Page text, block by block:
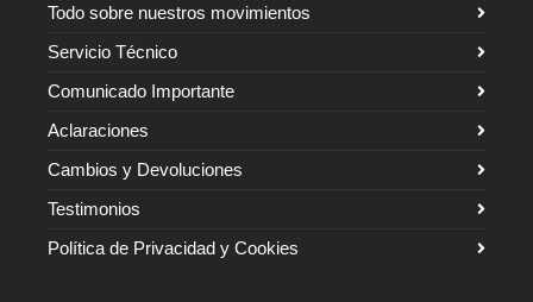
Todo sobre nuestros movimientos
Servicio Técnico
Comunicado Importante
Aclaraciones
Cambios y Devoluciones
Testimonios
Política de Privacidad y Cookies